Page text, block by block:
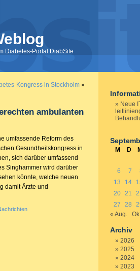
Diabetes-Portal DiabSite
Kongress in Stockholm »
ambulanten
umfassende Reform des
Gesundheitskongress in
sich darüber umfassend
Singhammer wird darüber
könnte, welche neuen
damit Ärzte und
Neue
M D
6
7
13
14
20 21
27
28
« Aug.
Archiv
2026
2025
2024
2023